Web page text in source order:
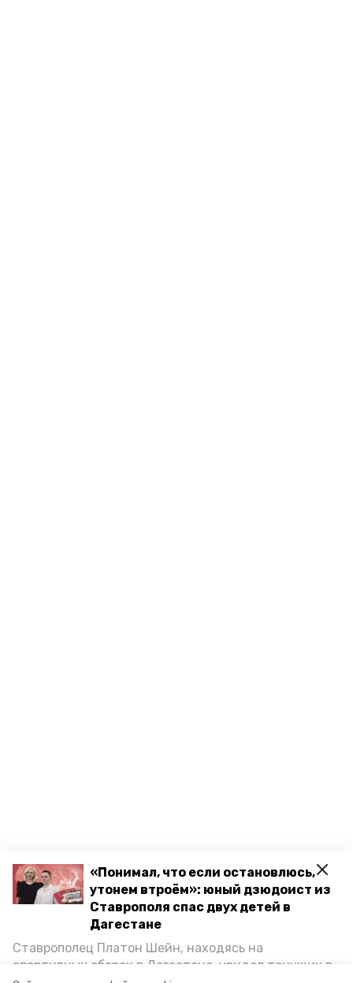
«Понимал, что если остановлюсь,
утонем втроём»: юный дзюдоист из
Ставрополя спас двух детей в
Дагестане
Ставрополец Платон Шейн, находясь на
спортивных сборах в Дегестане, увидел тонущих в
Новости
Статьи